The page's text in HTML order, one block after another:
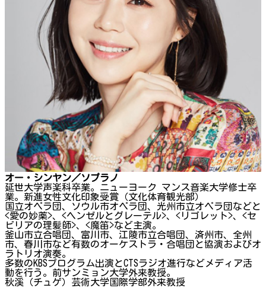
オー・シンヤン／ソプラノ
延世大学声楽科卒業。ニューヨーク マンス音楽大学修士卒
業。新進女性文化印象受賞（文化体育観光部）
国立オペラ団、ソウル市オペラ団、光州市立オペラ団などと
<愛の妙薬>、<ヘンゼルとグレーテル>、<リゴレット>、<セ
ビリアの理髪師>、<魔笛>など主演。
釜山市立合唱団、富川市、江陵市立合唱団、済州市、全州
市、春川市など有数のオーケストラ・合唱団と協演およびオ
ラトリオ演奏。
多数のKBSプログラム出演とCTSラジオ進行などメディア活
動を行う。前サンミョン大学外来教授。
秋溪（チュゲ）芸術大学国際学部外来教授